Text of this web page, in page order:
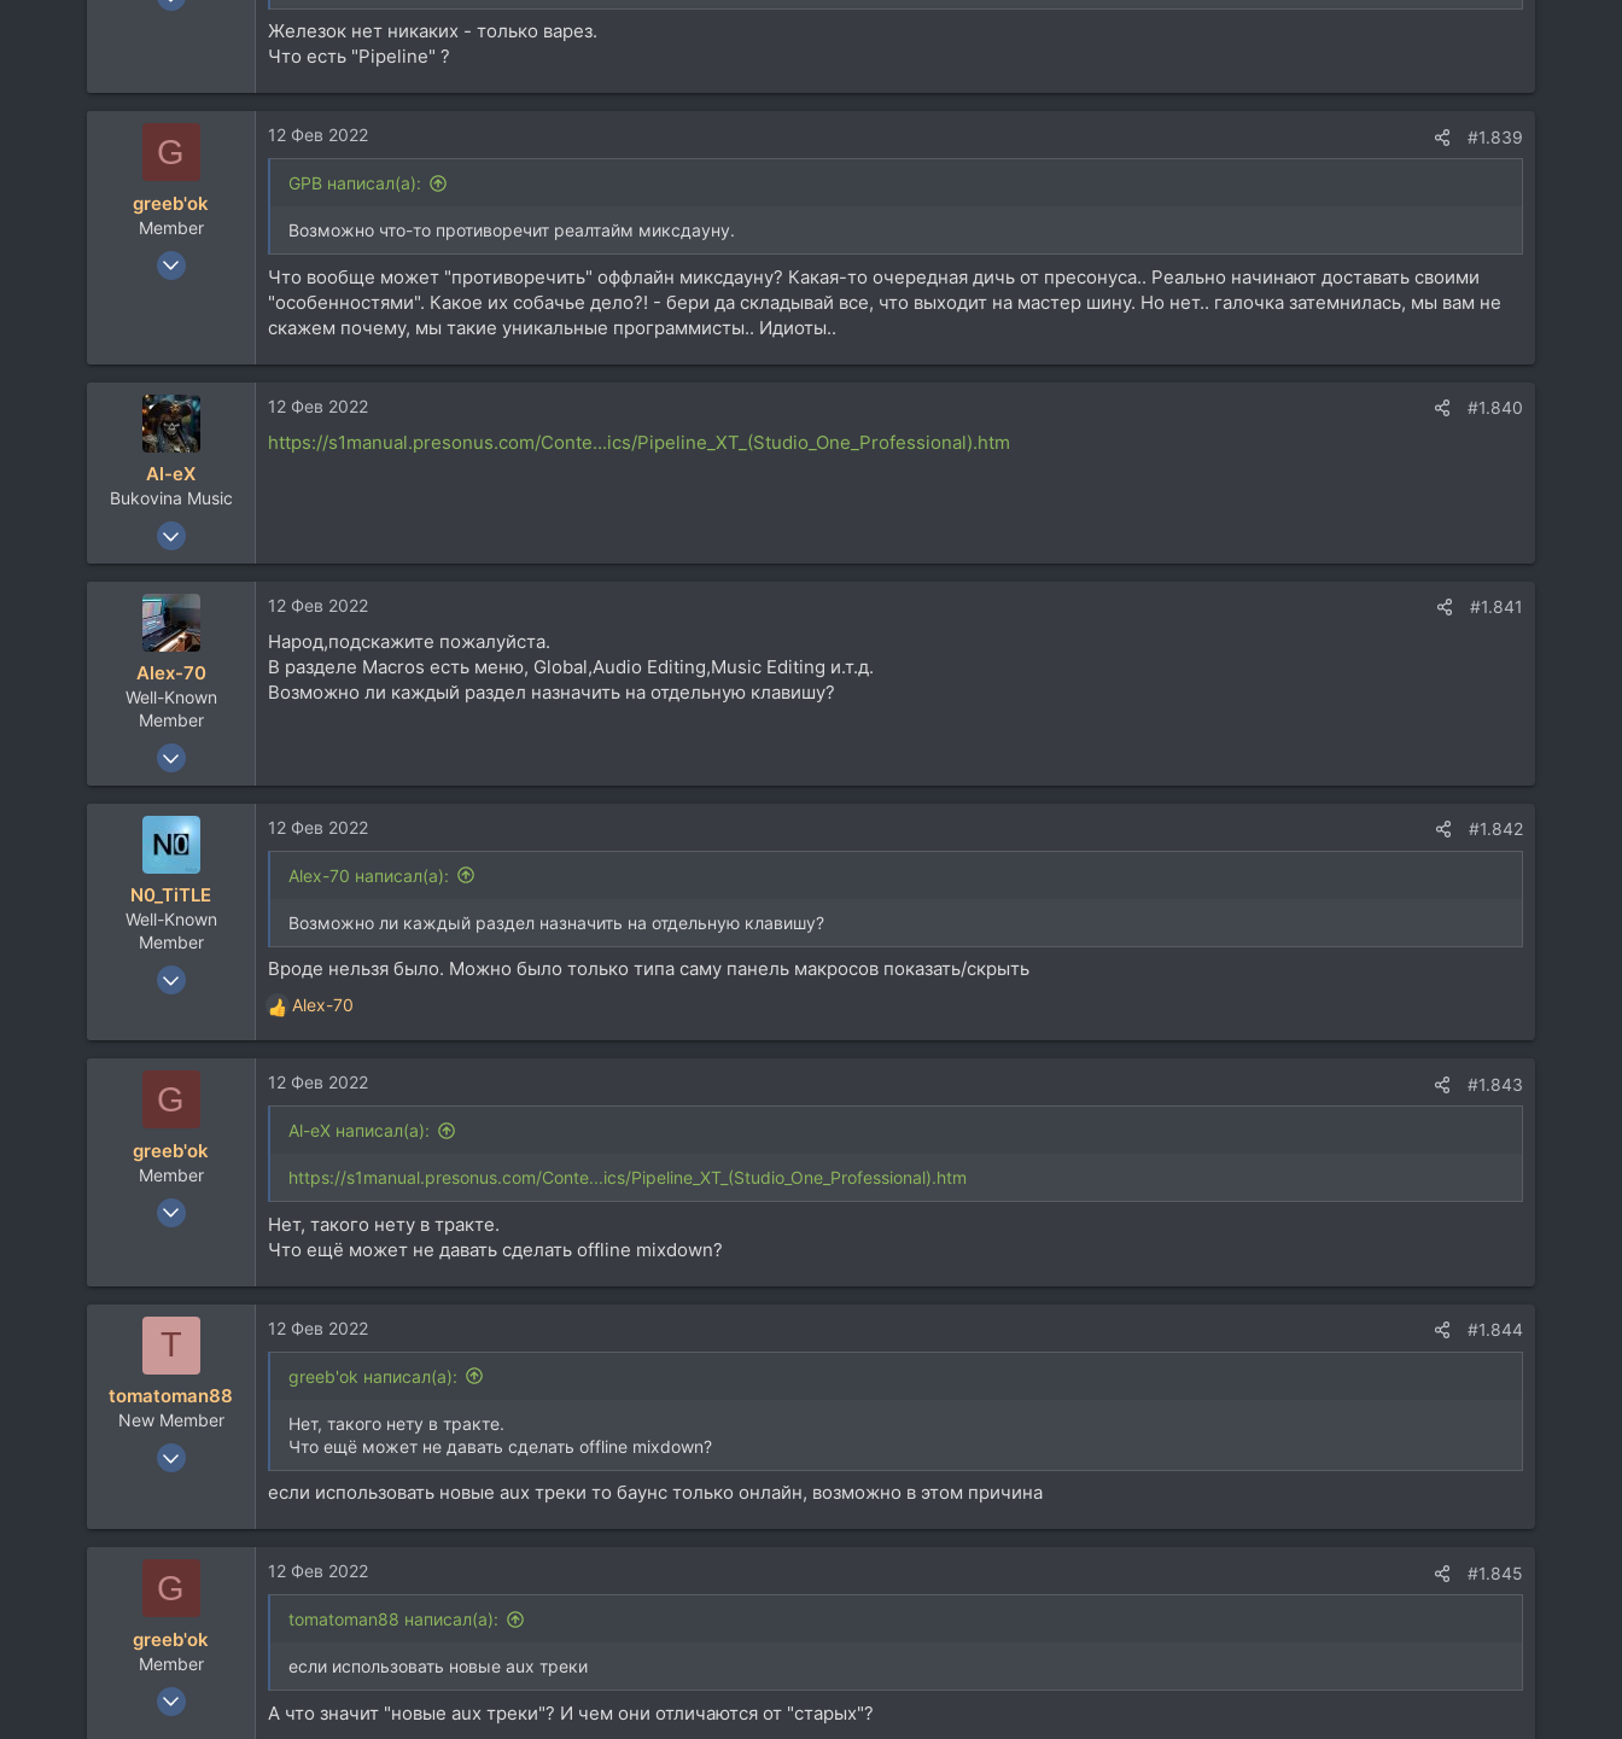
Железок нет никаких - только варез.
Что есть "Pipeline" ?
G
greeb'ok
Member
4 Апр 2011
12 Фев 2022 #1.839
GPB написал(а):
Возможно что-то противоречит реалтайм миксдауну.
Что вообще может "противоречить" оффлайн миксдауну? Какая-то очередная дичь от пресонуса.. Реально начинают доставать своими
"особенностями". Какое их собачье дело?! - бери да складывай все, что выходит на мастер шину. Но нет.. галочка затемнилась, мы вам не
скажем почему, мы такие уникальные программисты.. Идиоты..
Al-eX
Bukovina Music
17 Мар 2004
12 Фев 2022 #1.840
https://s1manual.presonus.com/Conte...ics/Pipeline_XT_(Studio_One_Professional).htm
Alex-70
Well-Known
Member
17 Сен 2008
12 Фев 2022 #1.841
Народ,подскажите пожалуйста.
В разделе Macros есть меню, Global,Audio Editing,Music Editing и.т.д.
Возможно ли каждый раздел назначить на отдельную клавишу?
N0_TiTLE
Well-Known
Member
6 Апр 2010
113
Samara
12 Фев 2022 #1.842
Alex-70 написал(а):
Возможно ли каждый раздел назначить на отдельную клавишу?
Вроде нельзя было. Можно было только типа саму панель макросов показать/скрыть
Р
е
к
ц
Alex-70
G
greeb'ok
Member
4 Апр 2011
12 Фев 2022 #1.843
Al-eX написал(а):
https://s1manual.presonus.com/Conte...ics/Pipeline_XT_(Studio_One_Professional).htm
Нет, такого нету в тракте.
Что ещё может не давать сделать offline mixdown?
T
tomatoman88
New Member
6 Сен 2016
3
12 Фев 2022 #1.844
greeb'ok написал(а):
Нет, такого нету в тракте.
Что ещё может не давать сделать offline mixdown?
если использовать новые aux треки то баунс только онлайн, возможно в этом причина
G
greeb'ok
Member
4 Апр 2011
12 Фев 2022 #1.845
tomatoman88 написал(а):
если использовать новые aux треки
А что значит "новые aux треки"? И чем они отличаются от "старых"?